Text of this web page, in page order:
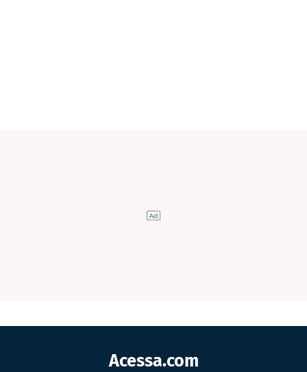
Acessa.com